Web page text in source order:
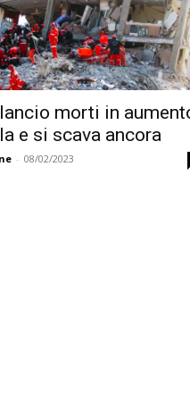
morti in
e si scava ancora
- 08/02/2023